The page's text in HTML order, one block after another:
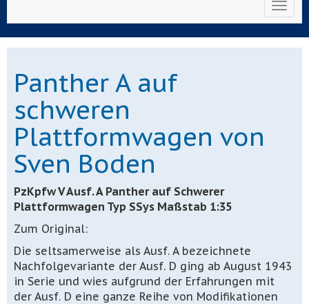
Panther A auf
schweren
Plattformwagen von
Sven Boden
PzKpfw V Ausf. A Panther auf Schwerer
Plattformwagen Typ SSys Maßstab 1:35
Zum Original:
Die seltsamerweise als Ausf. A bezeichnete
Nachfolgevariante der Ausf. D ging ab August 1943
in Serie und wies aufgrund der Erfahrungen mit
der Ausf. D eine ganze Reihe von Modifikationen